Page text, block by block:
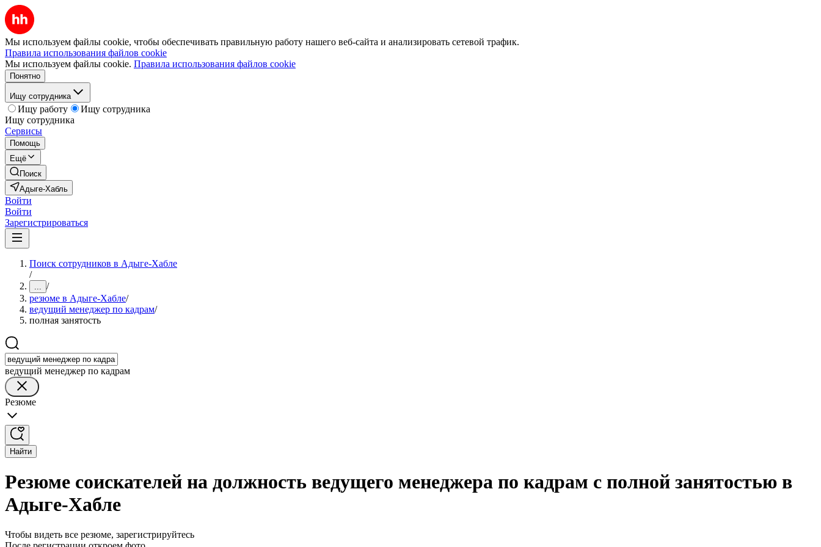
Мы используем файлы cookie, чтобы обеспечивать правильную работу нашего веб-сайта и анализировать сетевой трафик.
Правила использования файлов cookie
Мы используем файлы cookie. Правила использования файлов cookie
Понятно
Ищу сотрудника
Ищу работу
Ищу сотрудника
Ищу сотрудника
Сервисы
Помощь
Ещё
Поиск
Адыге-Хабль
Войти
Войти
Зарегистрироваться
Поиск сотрудников в Адыге-Хабле
/
... /
резюме в Адыге-Хабле/
ведущий менеджер по кадрам/
полная занятость
ведущий менеджер по кадрам
Резюме
Найти
Резюме соискателей на должность ведущего менеджера по кадрам с полной занятостью в
Адыге-Хабле
Чтобы видеть все резюме, зарегистрируйтесь